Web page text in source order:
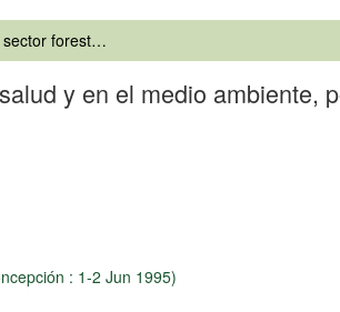
Herbicidas en el sector forestal, efectos en la salud y en el medio ambiente, por el uso inadecuado
y en el medio ambiente,
: 1-2 Jun 1995)